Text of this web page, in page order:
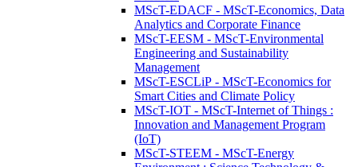
MScT-EDACF - MScT-Economics, Data
Analytics and Corporate Finance
MScT-EESM - MScT-Environmental
Engineering and Sustainability
Management
MScT-ESCLiP - MScT-Economics for
Smart Cities and Climate Policy
MScT-IOT - MScT-Internet of Things :
Innovation and Management Program
(IoT)
MScT-STEEM - MScT-Energy